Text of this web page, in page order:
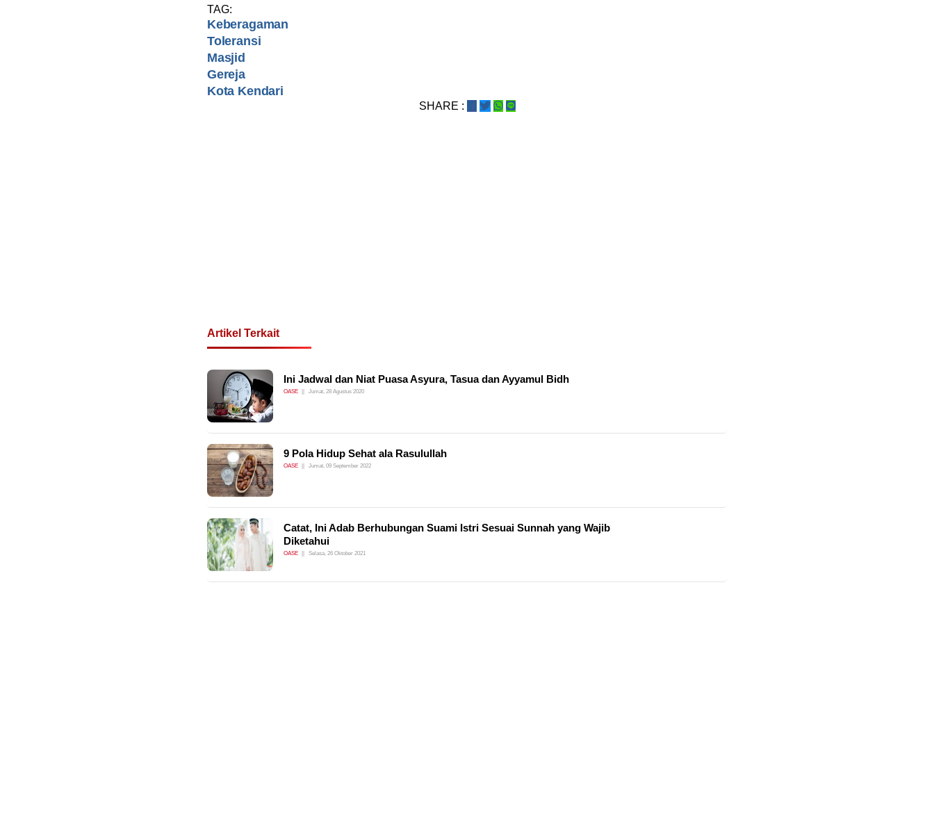
TAG:
Keberagaman
Toleransi
Masjid
Gereja
Kota Kendari
SHARE :
Artikel Terkait
Ini Jadwal dan Niat Puasa Asyura, Tasua dan Ayyamul Bidh
OASE Jumat, 28 Agustus 2020
9 Pola Hidup Sehat ala Rasulullah
OASE Jumat, 09 September 2022
Catat, Ini Adab Berhubungan Suami Istri Sesuai Sunnah yang Wajib
Diketahui
OASE Selasa, 26 Oktober 2021